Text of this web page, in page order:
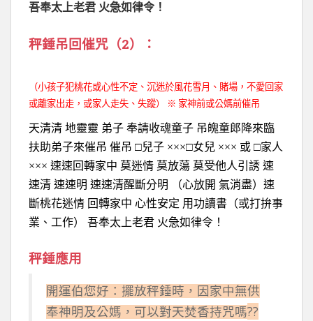
吾奉太上老君 火急如律令！
秤錘吊回催咒（2）：
（小孩子犯桃花或心性不定、沉迷於風花雪月、賭場，不愛回家
或離家出走，或家人走失、失蹤） ※ 家神前或公媽前催吊
天清清 地靈靈 弟子 奉請收魂童子 吊魄童郎降來臨
扶助弟子來催吊 催吊 □兒子 ×××□女兒 ××× 或 □家人
××× 速速回轉家中 莫迷情 莫放蕩 莫受他人引誘 速
速清 速速明 速速清醒斷分明 （心放開 氣消盡）速
斷桃花迷情 回轉家中 心性安定 用功讀書（或打拚事
業、工作） 吾奉太上老君 火急如律令！
秤錘應用
開運伯您好：擺放秤錘時，因家中無供
奉神明及公媽，可以對天焚香持咒嗎??